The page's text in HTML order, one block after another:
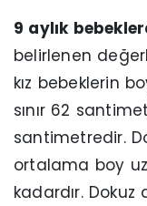
9 aylık
belirlenen
kız bebeklerin
sınır 62
santimetredir.
ortalama boy
kadardır. Dokuz